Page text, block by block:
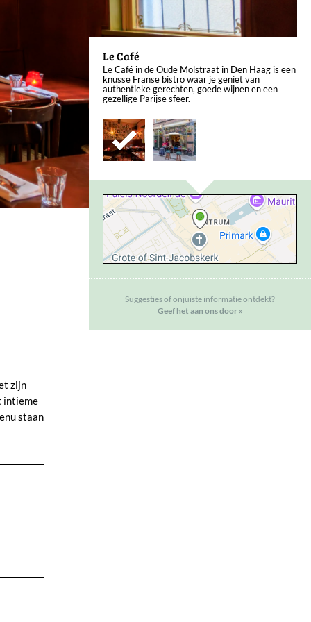
Le Café
Le Café in de Oude Molstraat in Den Haag is een
knusse Franse bistro waar je geniet van
authentieke gerechten, goede wijnen en een
gezellige Parijse sfeer.
Suggesties of onjuiste informatie ontdekt?
Geef het aan ons door »
zijn
intieme
staan